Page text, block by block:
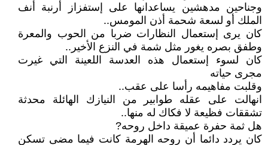
وجناحين مدهشين يساعدانها على إستفزاز أرنبة أنف
الملك أو لسعة شحمة أذن المومس..
كان يرى إستعمال النظارات ضربا من الحوب والمعرة
وطفق بصره يغور مثل شمة في النزع الأخير..
كان لسوء إستعمال هذه العدسة اللعينة التي غيرت
مجرى حياته
وقلبت مفاهيمه رأسا على عقب..
انهالت على عقله طوابير من النيازك الهائلة محدثة
تشققات فظيعة لا فكاك له منها..
هل ثمة حفرة عميقة داخل روحه?
كان يردد دائما أن روحه الهرمة كانت فيما مضى تسكن